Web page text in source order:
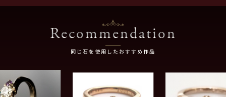
Recommendation
同じ石を使用したおすすめ作品